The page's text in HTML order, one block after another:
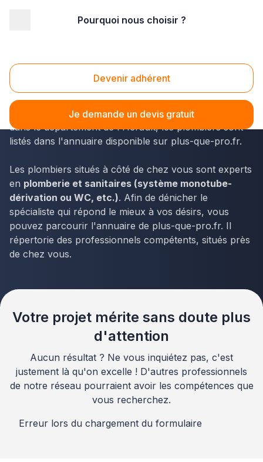
Pourquoi nous choisir ?
Devenir adhérent
Je demande un devis gratuit
Plomberie - sanitaire Béziers (34500)
Le Languedoc-Roussillon est un territoire dynamique
où travaillent de nombreux professionnels. À Béziers,
dans le département de l'Hérault, les plombiers sont
listés dans l'annuaire disponible sur plus-que-pro.fr.
Les plombiers situés à côté de chez vous sont experts
en plomberie et sanitaires (système monotube-
dérivation ou WC, etc.). Afin de dénicher le
spécialiste qui répond le mieux à vos désirs, vous
pouvez parcourir l'annuaire de plus-que-pro.fr. Il
répertorie des professionnels compétents, situés près
de chez vous.
Votre projet mérite sans doute plus
d'attention
Aucun résultat ? Ne vous inquiétez pas, c'est
justement là qu'on excelle ! D'autres professionnels
de notre réseau pourraient avoir les compétences que
vous recherchez.
Erreur lors du chargement du formulaire